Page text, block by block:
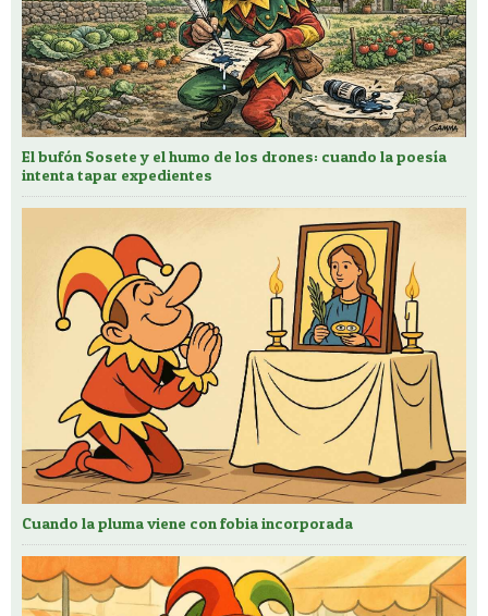
El bufón Sosete y el humo de los drones: cuando la poesía
intenta tapar expedientes
Cuando la pluma viene con fobia incorporada